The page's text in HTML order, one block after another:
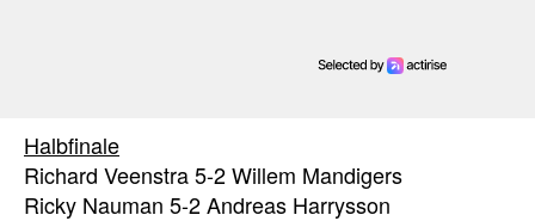
Halbfinale
Richard Veenstra 5-2 Willem Mandigers
Ricky Nauman 5-2 Andreas Harrysson